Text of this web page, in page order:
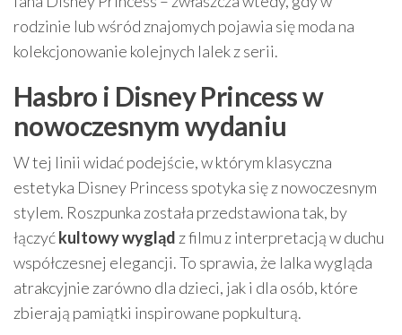
rodzinie lub wśród znajomych pojawia się moda na
kolekcjonowanie kolejnych lalek z serii.
Hasbro i Disney Princess w
nowoczesnym wydaniu
W tej linii widać podejście, w którym klasyczna
estetyka Disney Princess spotyka się z nowoczesnym
stylem. Roszpunka została przedstawiona tak, by
łączyćkultowy wygląd z filmu z interpretacją w duchu
współczesnej elegancji. To sprawia, że lalka wygląda
atrakcyjnie zarówno dla dzieci, jak i dla osób, które
zbierają pamiątki inspirowane popkulturą.